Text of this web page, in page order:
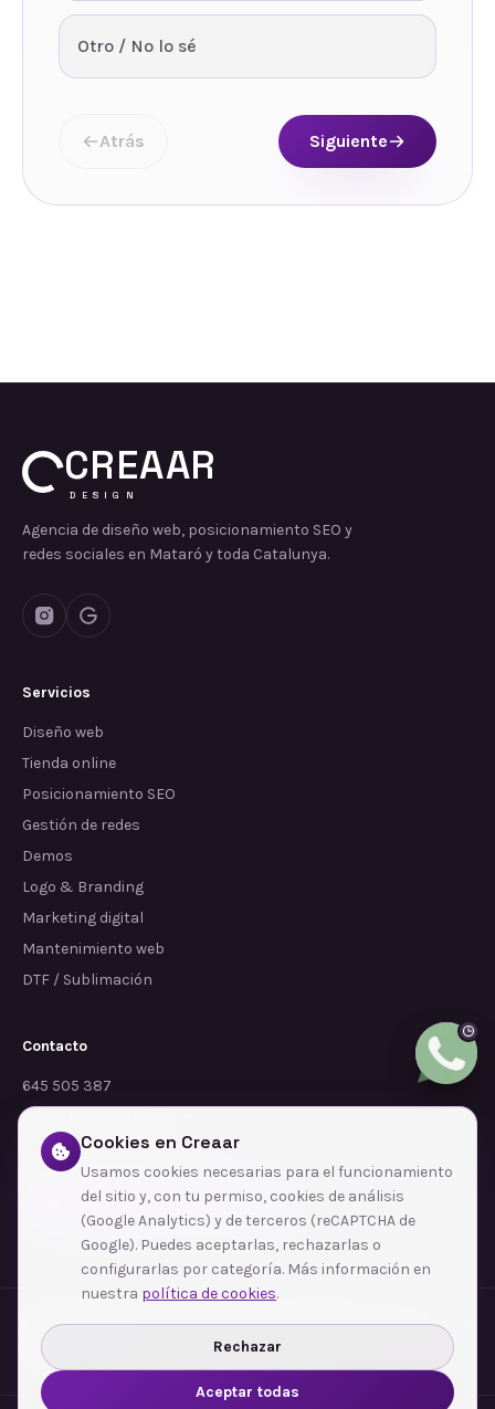
Otro / No lo sé
Atrás Siguiente
CREAAR
DESIGN
Agencia de diseño web, posicionamiento SEO y
redes sociales en Mataró y toda Catalunya.
Servicios
Diseño web
Tienda online
Posicionamiento SEO
Gestión de redes
Demos
Logo & Branding
Marketing digital
Mantenimiento web
DTF / Sublimación
Contacto
645 505 387
info@dependalium.com
Mataró (Barcelona)
Déjanos tu reseña en Google
Zonas de cobertura·Barcelona·L'Hospitalet de Llobregat·Terrassa·Badalona
Sabadell
Santa Coloma de Gramenet
Ver todas las zonas →
Cookies en Creaar
Usamos cookies necesarias para el funcionamiento
del sitio y, con tu permiso, cookies de análisis
(Google Analytics) y de terceros (reCAPTCHA de
Google). Puedes aceptarlas, rechazarlas o
configurarlas por categoría. Más información en
nuestra política de cookies.
Rechazar
Aceptar todas